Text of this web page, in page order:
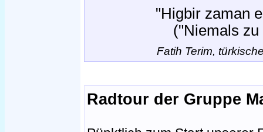
"Higbir zaman
("Niemals zu
Fatih Terim,
Radtour der Gruppe